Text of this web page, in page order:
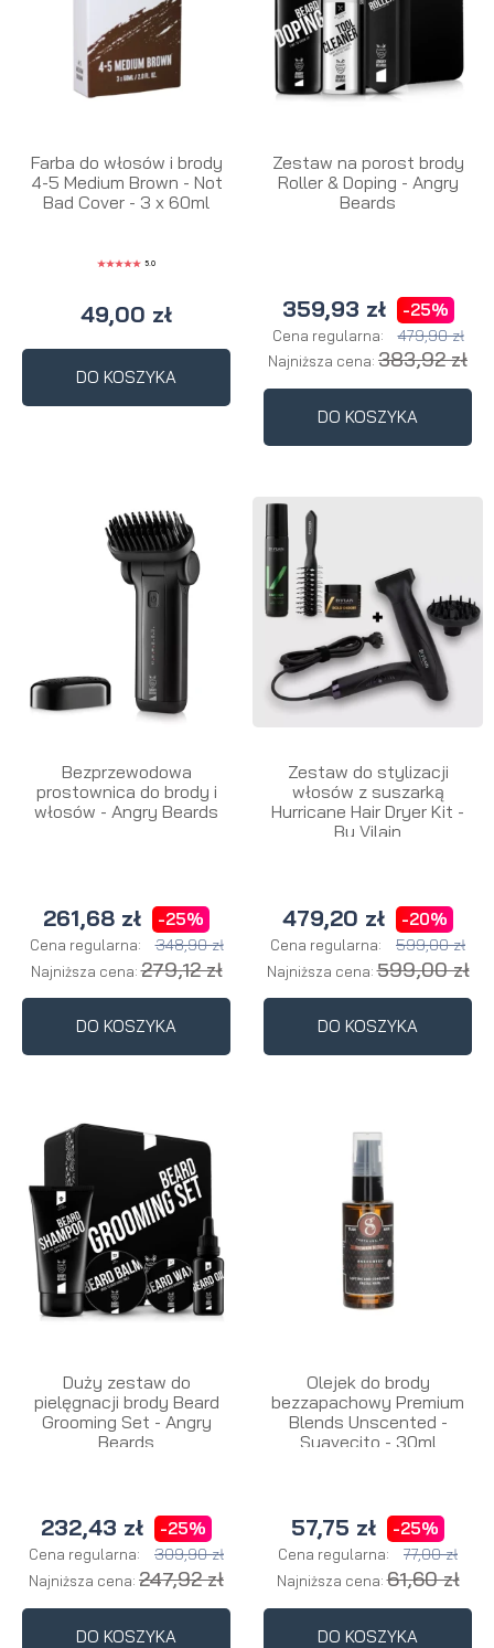
Farba do włosów i brody
4-5 Medium Brown - Not
Bad Cover - 3 x 60ml
5.0
49,00 zł
DO KOSZYKA
Zestaw na porost brody
Roller & Doping - Angry
Beards
359,93 zł -25%
Cena regularna: 479,90 zł
Najniższa cena: 383,92 zł
DO KOSZYKA
Bezprzewodowa
prostownica do brody i
włosów - Angry Beards
261,68 zł -25%
Cena regularna: 348,90 zł
Najniższa cena:279,12 zł
DO KOSZYKA
Zestaw do stylizacji
włosów z suszarką
Hurricane Hair Dryer Kit -
By Vilain
479,20 zł -20%
Cena regularna: 599,00 zł
Najniższa cena:599,00 zł
DO KOSZYKA
Duży zestaw do
pielęgnacji brody Beard
Grooming Set - Angry
Beards
232,43 zł -25%
Cena regularna: 309,90 zł
Najniższa cena: 247,92 zł
DO KOSZYKA
Olejek do brody
bezzapachowy Premium
Blends Unscented -
Suavecito - 30ml
57,75 zł -25%
Cena regularna: 77,00 zł
Najniższa cena:61,60 zł
DO KOSZYKA